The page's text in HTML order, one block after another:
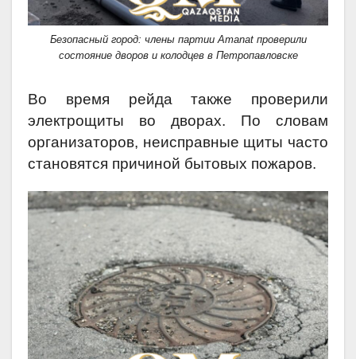
Безопасный город: члены партии Аmanat проверили
состояние дворов и колодцев в Петропавловске
Во время рейда также проверили
электрощиты во дворах. По словам
организаторов, неисправные щиты часто
становятся причиной бытовых пожаров.